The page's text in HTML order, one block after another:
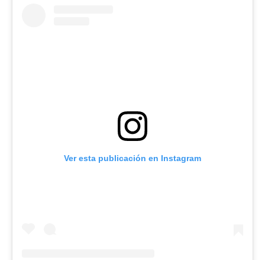
Ver esta publicación en Instagram